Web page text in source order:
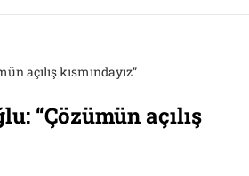
açılış kısmındayız”
“Çözümün açılış